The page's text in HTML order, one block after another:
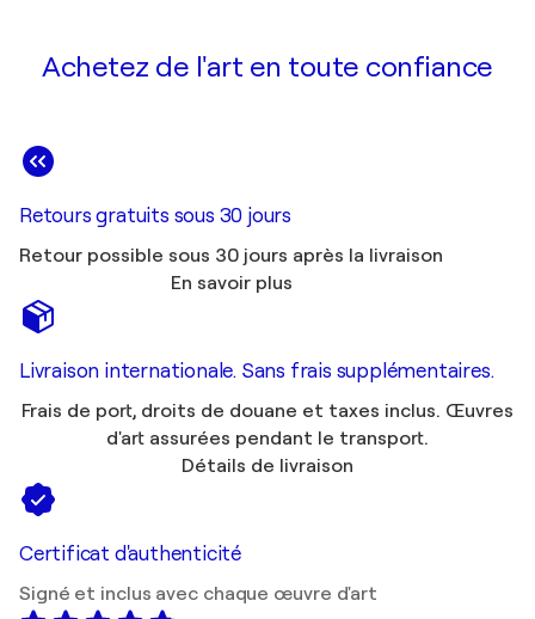
Achetez de l'art en toute confiance
Retours gratuits sous 30 jours
Retour possible sous 30 jours après la livraison
En savoir plus
Livraison internationale. Sans frais supplémentaires.
Frais de port, droits de douane et taxes inclus. Œuvres
d'art assurées pendant le transport.
Détails de livraison
Certificat d'authenticité
Signé et inclus avec chaque œuvre d'art